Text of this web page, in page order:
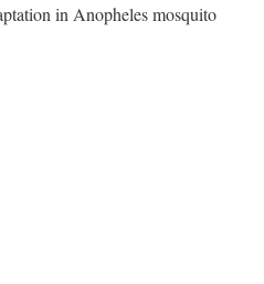
in Anopheles mosquito